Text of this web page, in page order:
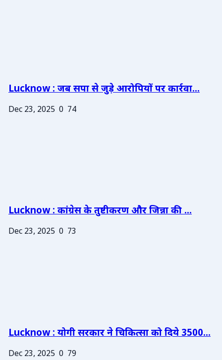
Lucknow : जब सपा से जुड़े आरोपियों पर कार्रवा...
Dec 23, 2025 0 74
Lucknow : कांग्रेस के तुष्टीकरण और जिन्ना की ...
Dec 23, 2025 0 73
Lucknow : योगी सरकार ने चिकित्सा को दिये 3500...
Dec 23, 2025 0 79